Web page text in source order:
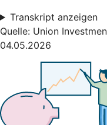
Transkript anzeigen
Quelle: Union
04.05.2026